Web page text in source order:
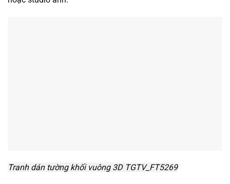
Tranh dán tường khối vuông 3D TGTV_FT5269